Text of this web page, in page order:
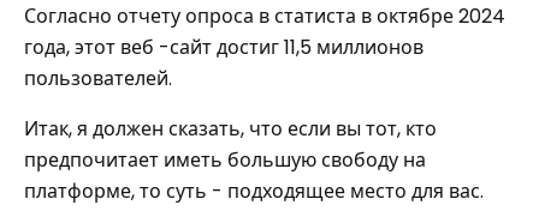
Согласно отчету опроса в статиста в октябре 2024
года, этот веб -сайт достиг 11,5 миллионов
пользователей.
Итак, я должен сказать, что если вы тот, кто
предпочитает иметь большую свободу на
платформе, то суть - подходящее место для вас.